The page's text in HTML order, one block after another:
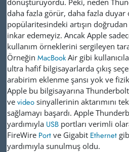
dönüştürüyordu. Peki, neden
daha fazla görür, daha fazla duyar
popülaritesindeki artışın
inkar edemeyiz. Ancak Apple
kullanım örneklerini sergileyen
Örneğin MacBookAir gibi
ultra hafif bilgisayarlarda çıkış
arabirim eklenme şansı yok ve
Apple bu bilgisayarına
ve video sinyallerinin aktarımını
sağlamayı başardı. Apple
yardımıyla USB portları verimli
FireWire Port ve Gigabit Ethernet
yardımıyla sunulmuş oldu.